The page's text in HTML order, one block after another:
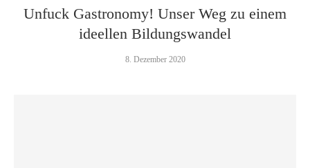
Unfuck Gastronomy! Unser Weg zu einem
ideellen Bildungswandel
8. Dezember 2020